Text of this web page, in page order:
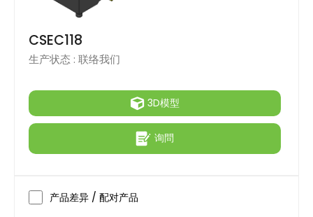
Male
CSEC118
生产状态 : 联络我们
3D模型
询問
产品差异 / 配对产品